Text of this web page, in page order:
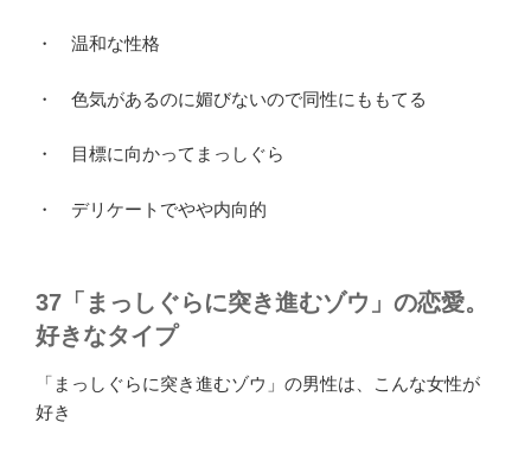
・ 温和な性格
・ 色気があるのに媚びないので同性にももてる
・ 目標に向かってまっしぐら
・ デリケートでやや内向的
37「まっしぐらに突き進むゾウ」の恋愛。
好きなタイプ
「まっしぐらに突き進むゾウ」の男性は、こんな女性が
好き